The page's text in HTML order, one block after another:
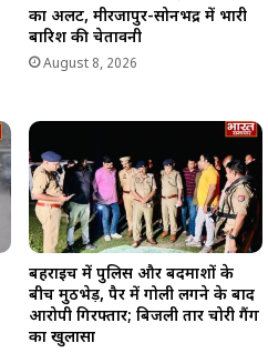
का अलर्ट, मीरजापुर-सोनभद्र में भारी
बारिश की चेतावनी
August 8, 2026
बहराइच में पुलिस और बदमाशों के
बीच मुठभेड़, पैर में गोली लगने के बाद
आरोपी गिरफ्तार; बिजली तार चोरी गैंग
का खुलासा